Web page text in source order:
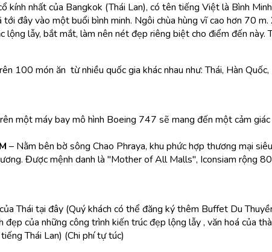
kính nhất của Bangkok (Thái Lan), có tên tiếng Việt là Bình
đây vào một buổi bình minh. Ngôi chùa hùng vĩ cao hơn 70 m.
lẫy, bắt mắt, làm nên nét đẹp riêng biệt cho điểm đến này.
món ăn từ nhiều quốc gia khác nhau như: Thái, Hàn Quốc,
một máy bay mô hình Boeing 747 sẽ mang đến một cảm
– Nằm bên bờ sông Chao Phraya, khu phức hợp thương mại
Được mệnh danh là "Mother of All Malls", Iconsiam rộng
Thái tại đây (Quý khách có thể đăng ký thêm Buffet Du
của những công trình kiến trúc đẹp lộng lẫy , văn hoá của
Thái Lan) (Chi phí tự túc)